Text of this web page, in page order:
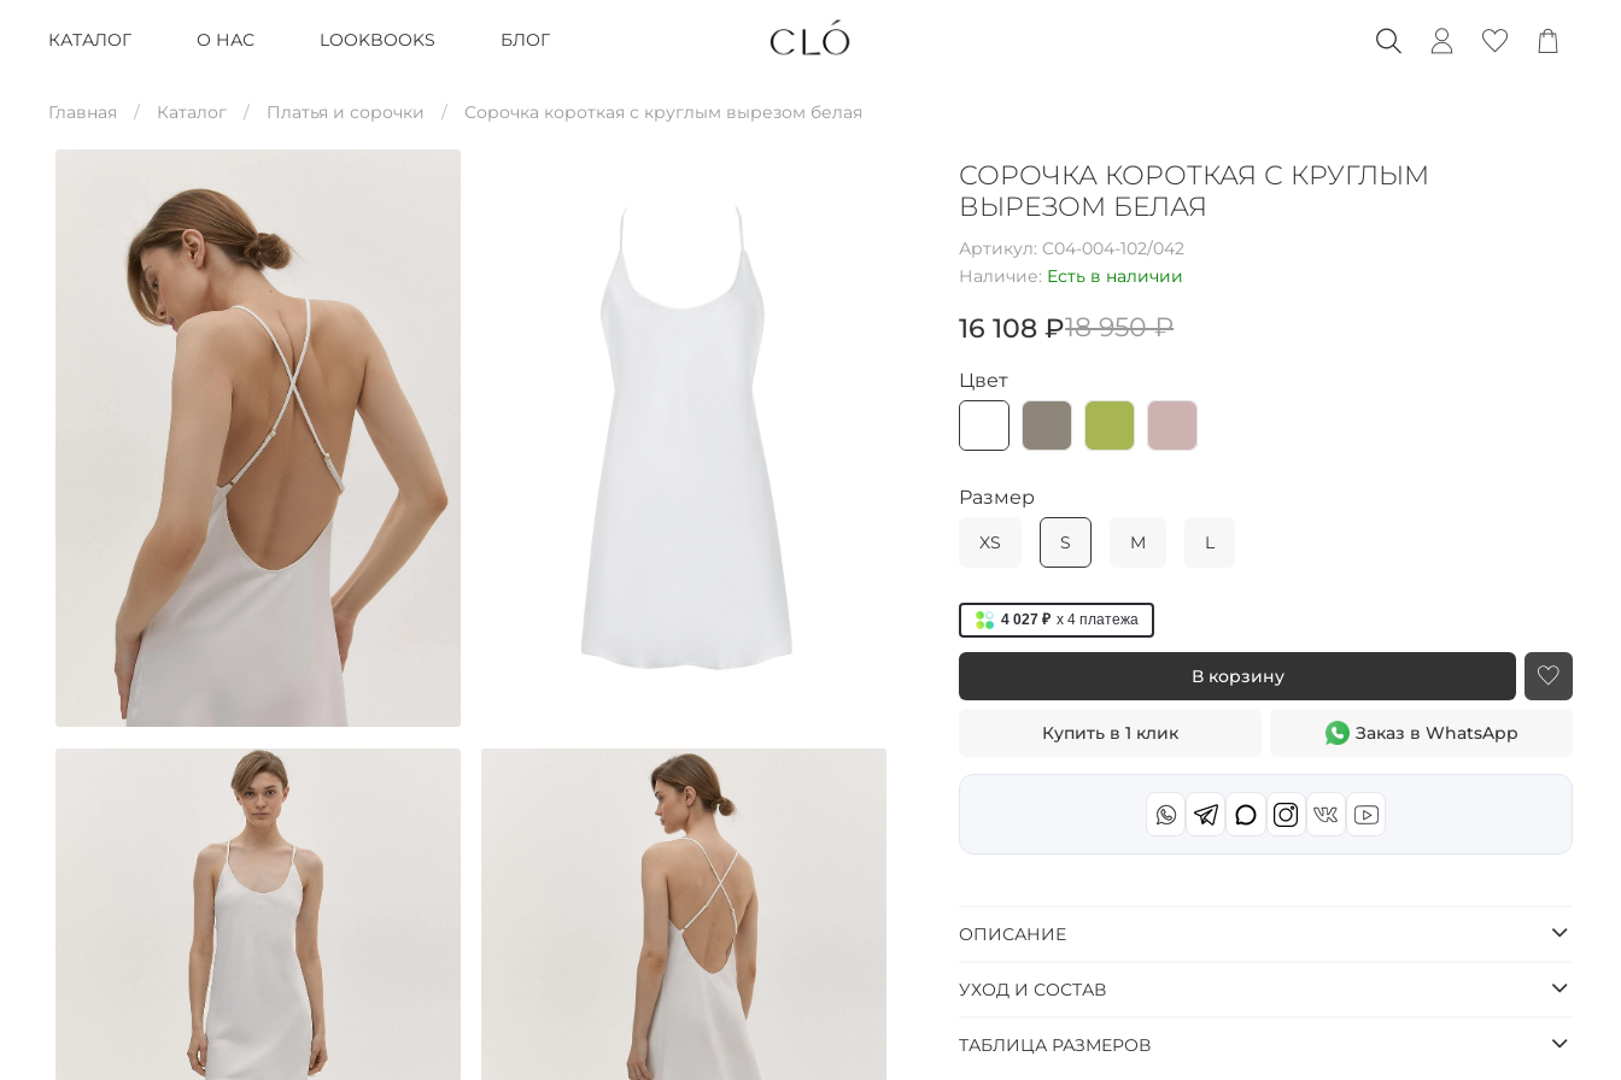
КАТАЛОГ О НАС LOOKBOOKS БЛОГ
Главная Каталог Платья и сорочки Сорочка короткая с круглым вырезом белая
СОРОЧКА КОРОТКАЯ С КРУГЛЫМ
ВЫРЕЗОМ БЕЛАЯ
Артикул:C04-004-102/042
Наличие: Есть в наличии
18 950 ₽
16 108 ₽
4 027 ₽ x 4 платежа
В корзину
Купить в 1 клик Заказ в WhatsApp
Цвет
Размер
XS S M L
ОПИСАНИЕ
УХОД И СОСТАВ
ТАБЛИЦА РАЗМЕРОВ